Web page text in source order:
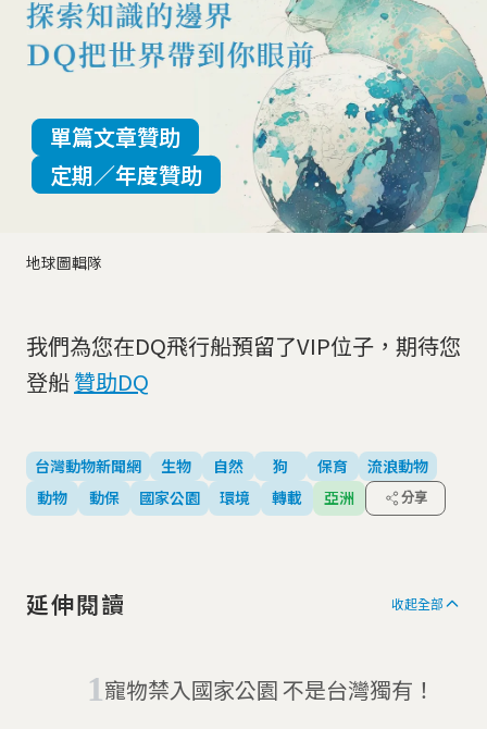
地球圖輯隊
單篇文章贊助
定期／年度贊助
我們為您在DQ飛行船預留了VIP位子，期待您
登船贊助DQ
台灣動物新聞網 生物 自然 狗 保育
流浪動物
動物
動保 國家公園 環境 轉載 亞洲 分享
延伸閱讀 收起全部
寵物禁入國家公園 不是台灣獨有！